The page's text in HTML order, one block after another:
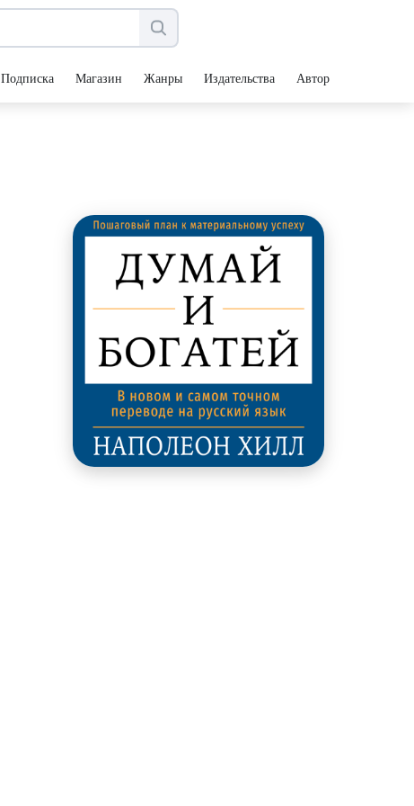
Подписка Магазин Жанры Издательства Авторы